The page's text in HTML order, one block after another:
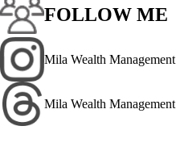
FOLLOW ME
Mila Wealth Management
Mila Wealth Management